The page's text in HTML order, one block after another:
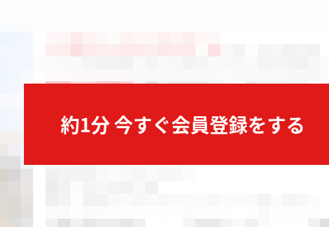
約1分 今すぐ会員登録をする